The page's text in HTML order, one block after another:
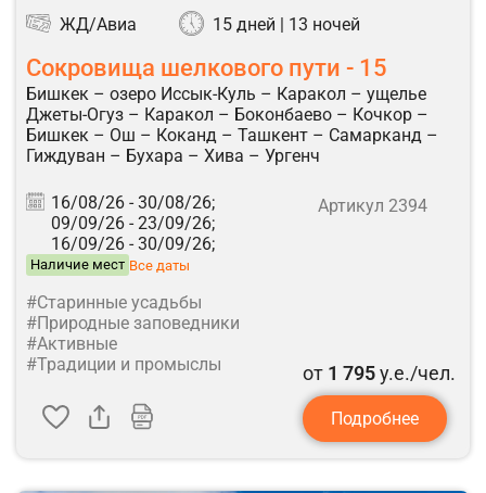
ЖД/Авиа 15 дней | 13 ночей
Сокровища шелкового пути - 15
Бишкек – озеро Иссык-Куль – Каракол – ущелье
Джеты-Огуз – Каракол – Боконбаево – Кочкор –
Бишкек – Ош – Коканд – Ташкент – Самарканд –
Гиждуван – Бухара – Хива – Ургенч
16/08/26 - 30/08/26;
09/09/26 - 23/09/26;
16/09/26 - 30/09/26;
Наличие мест Все даты
Артикул 2394
#Старинные усадьбы
#Природные заповедники
#Активные
#Традиции и промыслы
от 1 795у.е./чел.
Подробнее